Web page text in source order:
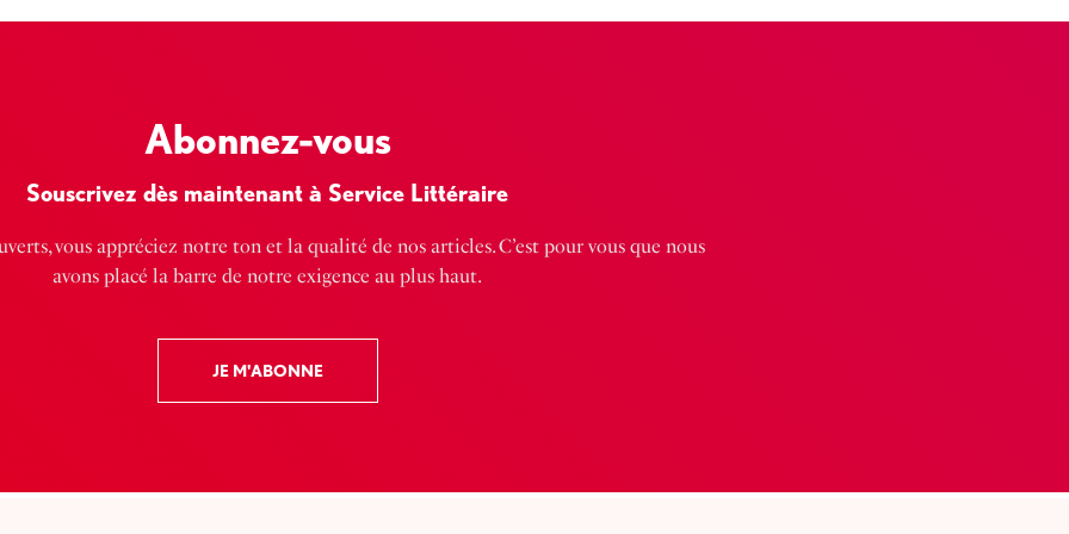
Abonnez-vous
Souscrivez dès maintenant à Service Littéraire
vous appréciez notre ton et la qualité de nos articles. C’est pour vous que nous
avons placé la barre de notre exigence au plus haut.
JE M'ABONNE